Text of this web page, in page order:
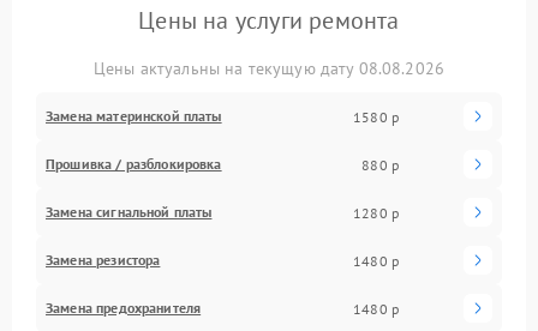
Цены на услуги ремонта
Цены актуальны на текущую дату 08.08.2026
Замена материнской платы 1580 р
Прошивка / разблокировка 880 р
Замена сигнальной платы 1280 р
Замена резистора 1480 р
Замена предохранителя 1480 р